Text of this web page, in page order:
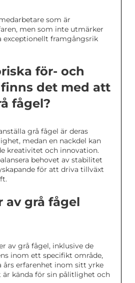
som är
men som inte utmärker
exceptionellt framgångsrik
för- och
det med att
fågel?
grå fågel är deras
medan en nackdel kan
kreativitet och innovation.
behovet av stabilitet
för att driva tillväxt
av grå fågel
av grå fågel, inklusive de
inom ett specifikt område,
års erfarenhet inom sitt yrke
är kända för sin pålitlighet och